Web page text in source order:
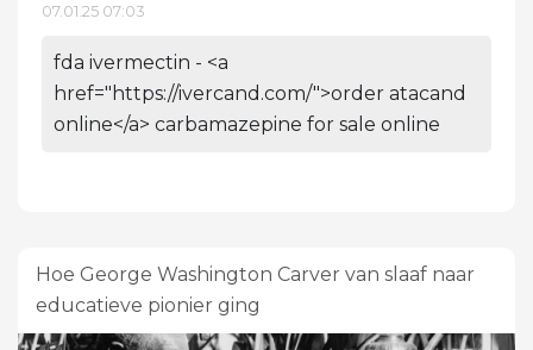
07.01.25 07:03
fda ivermectin - <a
href="https://ivercand.com/">order atacand
online</a> carbamazepine for sale online
Hoe George Washington Carver van slaaf naar
educatieve pionier ging